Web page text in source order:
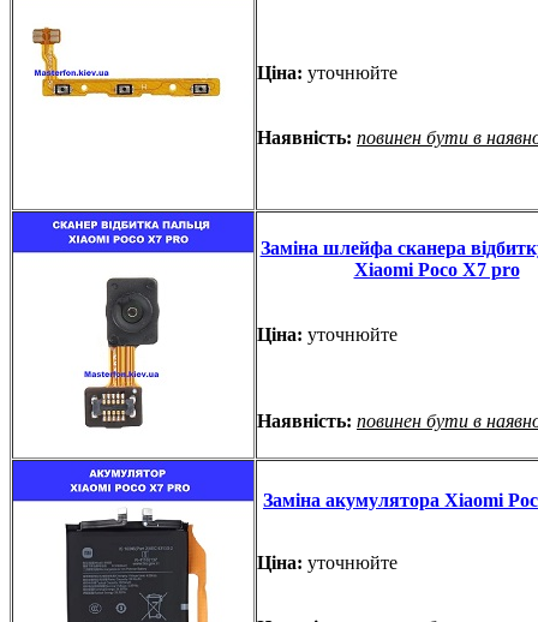
Ціна: уточнюйте
Наявність: повинен бути в
Заміна шлейфа сканера
Xiaomi Poco X7 pro
Ціна: уточнюйте
Наявність: повинен бути в
Заміна акумулятора Xiaomi
Ціна: уточнюйте